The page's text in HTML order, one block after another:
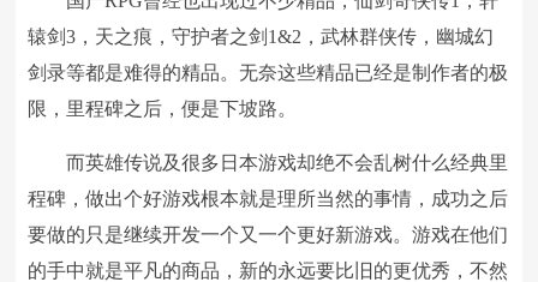
辕剑3，天之痕，守护者之剑1&2，武林群侠传，幽城幻
剑录等都是难得的精品。无奈这些精品已经是制作者的极
限，里程碑之后，便是下坡路。
而英雄传说及很多日本游戏却绝不会乱树什么经典里
程碑，做出个好游戏根本就是理所当然的事情，成功之后
要做的只是继续开发一个又一个更好新游戏。游戏在他们
的手中就是平凡的商品，新的永远要比旧的更优秀，不然